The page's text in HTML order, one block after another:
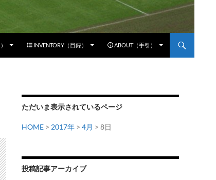
INVENTORY（目録） ABOUT（手引）
ただいま表示されているページ
HOME > 2017年 > 4月 > 8日
投稿記事アーカイブ